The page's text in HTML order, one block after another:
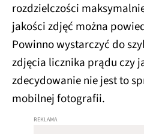
rozdzielczości
jakości zdjęć można
Powinno wystarczyć do
zdjęcia licznika prądu czy
zdecydowanie nie jest to
mobilnej fotografii.